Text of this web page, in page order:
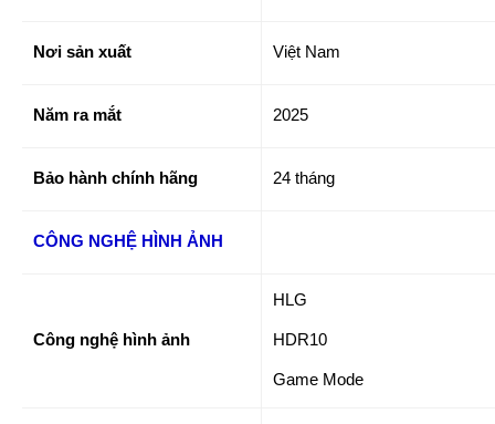
Nơi sản xuất Việt Nam
Năm ra mắt 2025
Bảo hành chính hãng 24 tháng
CÔNG NGHỆ HÌNH ẢNH
Công nghệ hình ảnh
HLG
HDR10
Game Mode